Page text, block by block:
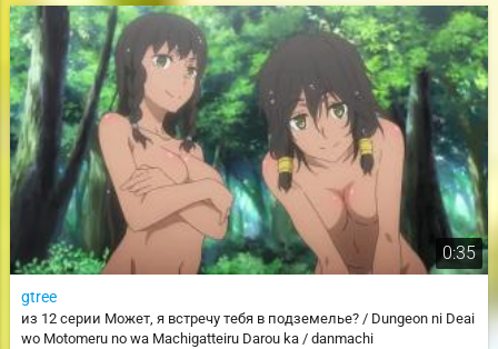
0:35
gtree
из 12 серии Может, я встречу тебя в подземелье? / Dungeon ni Deai
wo Motomeru no wa Machigatteiru Darou ka / danmachi